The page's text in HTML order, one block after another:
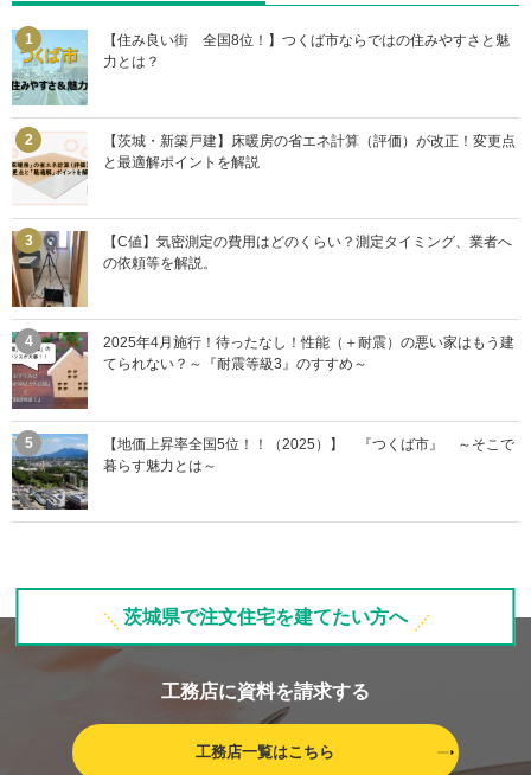
【住み良い街 全国8位！】つくば市ならではの住みやすさと魅
力とは？
【茨城・新築戸建】床暖房の省エネ計算（評価）が改正！変更点
と最適解ポイントを解説
【C値】気密測定の費用はどのくらい？測定タイミング、業者へ
の依頼等を解説。
2025年4月施行！待ったなし！性能（＋耐震）の悪い家はもう建
てられない？～『耐震等級3』のすすめ～
【地価上昇率全国5位！！（2025）】 『つくば市』 ～そこで
暮らす魅力とは～
茨城県で注文住宅を建てたい方へ
工務店に資料を請求する
工務店一覧はこちら